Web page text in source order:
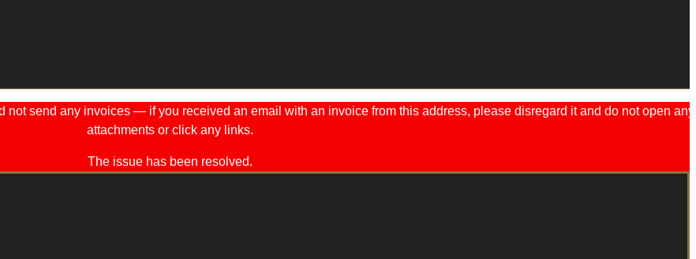
send any invoices — if you received an email with an invoice from this address, please disregard it and do not open any
attachments or click any links.
The issue has been resolved.